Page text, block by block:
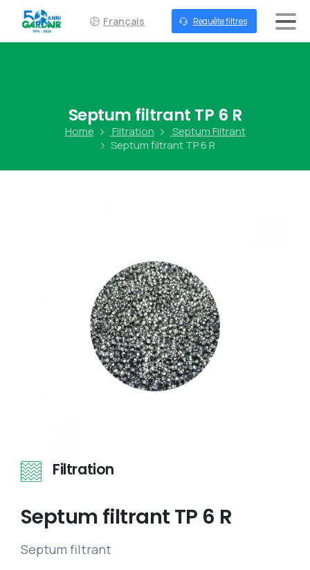
Français Requête filtres
Septum filtrant TP 6 R
Home Filtration
Septum Filtrant
Septum filtrant TP 6 R
Filtration
Septum filtrant TP 6 R
Septum filtrant